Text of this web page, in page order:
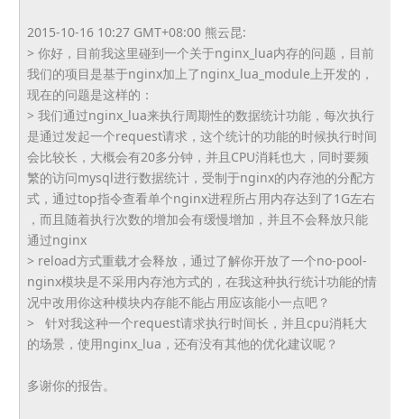
2015-10-16 10:27 GMT+08:00 熊云昆:
> 你好，目前我这里碰到一个关于nginx_lua内存的问题， 目前
我们的项目是基于nginx加上了nginx_lua_ module上开发的，
现在的问题是这样的：
> 我们通过nginx_lua来执行周期性的数据统计功能， 每次执行
是通过发起一个request请求， 这个统计的功能的时候执行时间
会比较长，大概会有20多分钟， 并且CPU消耗也大，同时要频
繁的访问mysql进行数据统计， 受制于nginx的内存池的分配方
式， 通过top指令查看单个nginx进程所占用内存达到了1G左右
，而且随着执行次数的增加会有缓慢增加， 并且不会释放只能
通过nginx
> reload方式重载才会释放，通过了解你开放了一个no-pool-
nginx模块是不采用内存池方式的， 在我这种执行统计功能的情
况中改用你这种模块内存能不能占用应该能小一点吧？
> 针对我这种一个request请求执行时间长， 并且cpu消耗大
的场景，使用nginx_lua， 还有没有其他的优化建议呢？
多谢你的报告。